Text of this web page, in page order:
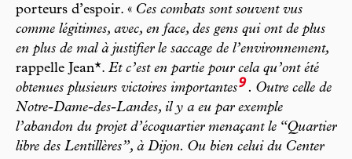
porteurs d’espoir. « Ces combats sont souvent vus
comme légitimes, avec, en face, des gens qui ont de plus
en plus de mal à justifier le saccage de l’environnement,
rappelle Jean*. Et c’est en partie pour cela qu’ont été
obtenues plusieurs victoires importantes9. Outre celle de
Notre-Dame-des-Landes, il y a eu par exemple
l’abandon du projet d’écoquartier menaçant le “Quartier
libre des Lentillères”, à Dijon. Ou bien celui du Center